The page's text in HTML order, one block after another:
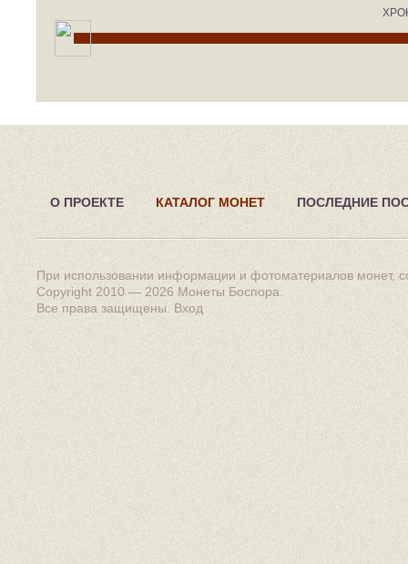
О ПРОЕКТЕ КАТАЛОГ МОНЕТ ПОСЛЕДНИЕ
При использовании информации и фотоматериалов монет,
Copyright 2010 — 2026 Монеты Боспора
Все права защищены. Вход